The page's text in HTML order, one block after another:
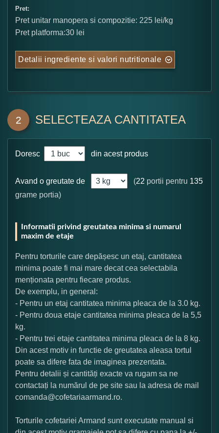
Pret:
Pret unitar manopera si compozitie: 225 lei/kg
Pret platforma:30 lei
Detalii ingrediente si valori nutritionale
2 SELECTEAZA CANTITATEA
Doresc din acest produs
Avand o greutate de (22 portii pentru 135
grame portia)
Informatii privind greutatea minima si numarul
maxim de etaje
Pentru torturile care depășesc un etaj, cantitatea
minima poate fi mai mare decat cea selectabila
menționata pentru fiecare produs.
De exemplu, in general:
- Pentru un etaj cantitatea minima pleaca de la 3.0 kg.
- Pentru doua etaje cantitatea minima pleaca de la 5,5
kg.
- Pentru trei etaje cantitatea minima pleaca de la 8 kg.
Din acest motiv in functie de greutatea aleasa tortul
poate sa difere fata de imaginea prezentata.
Pentru detalii și cantități exacte va rugam sa ne
contactați la numărul de pe site sau la adresa de mail
comanda@cofetariaarmand.ro.
Torturile cofetariei Armand sunt executate manual si